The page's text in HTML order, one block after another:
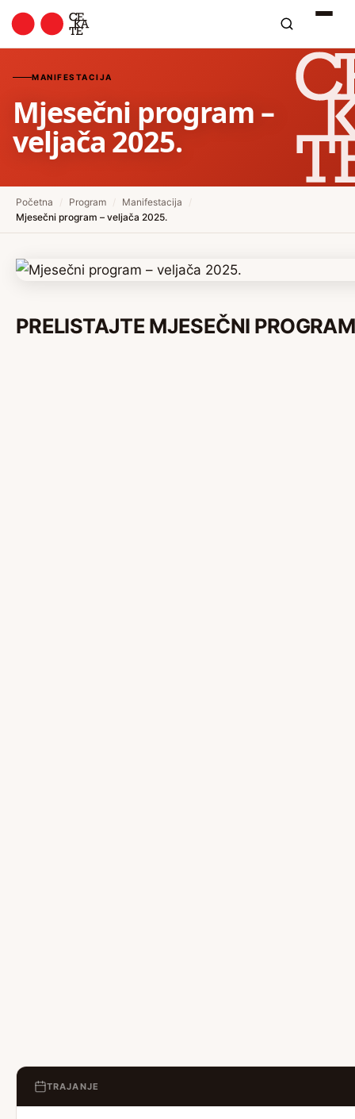
MANIFESTACIJA
Mjesečni program –
veljača 2025.
Početna Program Manifestacija
Mjesečni program – veljača 2025.
PRELISTAJTE MJESEČNI
TRAJANJE